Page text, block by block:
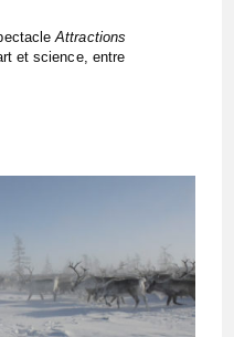
Attractions
et science, entre